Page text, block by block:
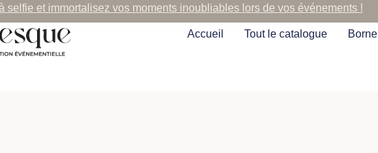
selfie et immortalisez vos moments inoubliables lors de vos événements !
Accueil Tout le catalogue